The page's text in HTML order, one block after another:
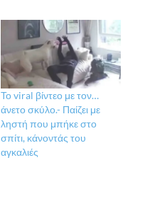
Το viral βίντεο με τον…
άνετο σκύλο.- Παίζει με
ληστή που μπήκε στο
σπίτι, κάνοντάς του
αγκαλιές